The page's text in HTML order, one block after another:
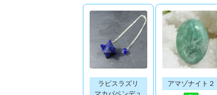
ラピスラズリ
マカバペンデュ
アマゾナイト２